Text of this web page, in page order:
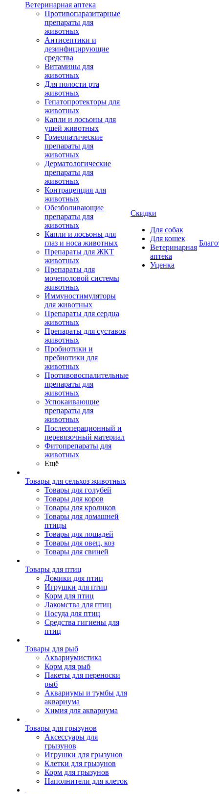
Ветеринарная аптека
Противопаразитарные
препараты для
животных
Антисептики и
дезинфицирующие
средства
Витамины для
животных
Для полости рта
животных
Гепатопротекторы для
животных
Капли и лосьоны для
ушей животных
Гомеопатические
препараты для
животных
Дерматологические
препараты для
животных
Контрацепция для
животных
Обезболивающие
препараты для
животных
Капли и лосьоны для
глаз и носа животных
Препараты для ЖКТ
животных
Препараты для
мочеполовой системы
животных
Иммуностимуляторы
для животных
Препараты для сердца
животных
Препараты для суставов
животных
Пробиотики и
пребиотики для
животных
Противовоспалительные
препараты для
животных
Успокаивающие
препараты для
животных
Послеоперационный и
перевязочный материал
Фитопрепараты для
животных
Ещё
Товары для сельхоз животных
Товары для голубей
Товары для коров
Товары для кроликов
Товары для домашней
птицы
Товары для лошадей
Товары для овец, коз
Товары для свиней
Товары для птиц
Домики для птиц
Игрушки для птиц
Корм для птиц
Лакомства для птиц
Посуда для птиц
Средства гигиены для
птиц
Товары для рыб
Аквариумистика
Корм для рыб
Пакеты для переноски
рыб
Аквариумы и тумбы для
аквариума
Химия для аквариума
Товары для грызунов
Аксессуары для
грызунов
Игрушки для грызунов
Клетки для грызунов
Корм для грызунов
Наполнители для клеток
Скидки
Для собак
Для кошек
Ветеринарная
аптека
Уценка